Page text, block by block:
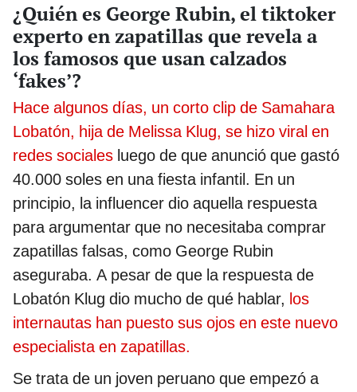
¿Quién es George Rubin, el tiktoker
experto en zapatillas que revela a
los famosos que usan calzados
‘fakes’?
Hace algunos días, un corto clip de Samahara
Lobatón, hija de Melissa Klug, se hizo viral en
redes sociales luego de que anunció que gastó
40.000 soles en una fiesta infantil. En un
principio, la influencer dio aquella respuesta
para argumentar que no necesitaba comprar
zapatillas falsas, como George Rubin
aseguraba. A pesar de que la respuesta de
Lobatón Klug dio mucho de qué hablar, los
internautas han puesto sus ojos en este nuevo
especialista en zapatillas.
Se trata de un joven peruano que empezó a